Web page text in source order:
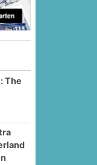
The